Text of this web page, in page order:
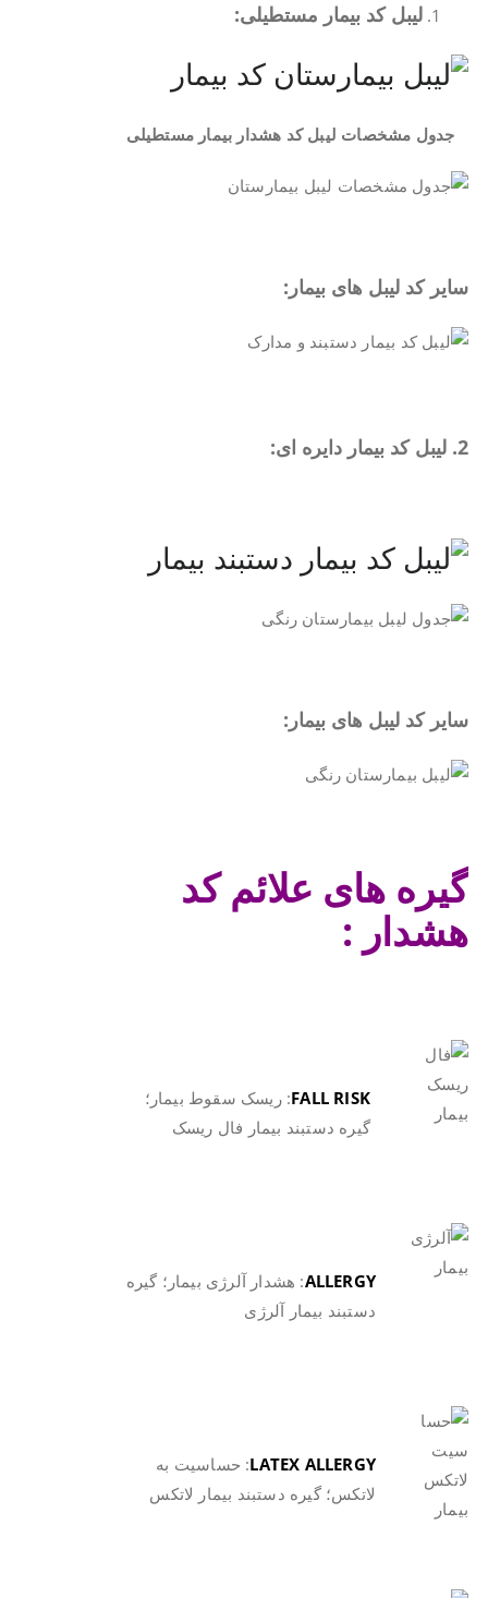
لیبل کد بیمار مستطیلی:
جدول مشخصات لیبل کد هشدار بیمار مستطیلی
سایر کد لیبل های بیمار:
2. لیبل کد بیمار دایره ای:
سایر کد لیبل های بیمار:
گیره های علائم کد
هشدار :
FALL RISK: ریسک سقوط بیمار؛
گیره دستبند بیمار فال ریسک
ALLERGY: هشدار آلرژی بیمار؛ گیره
دستبند بیمار آلرژی
LATEX ALLERGY: حساسیت به
لاتکس؛ گیره دستبند بیمار لاتکس